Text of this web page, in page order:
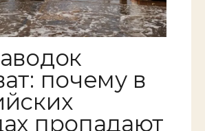
почему в
пропадают